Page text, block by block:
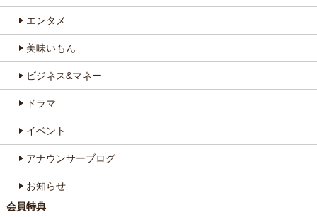
エンタメ
美味いもん
ビジネス&マネー
ドラマ
イベント
アナウンサーブログ
お知らせ
会員特典